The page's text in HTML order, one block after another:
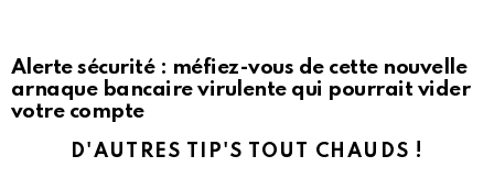
Alerte sécurité : méfiez-vous de cette nouvelle
arnaque bancaire virulente qui pourrait vider
votre compte
D'AUTRES TIP'S TOUT CHAUDS !